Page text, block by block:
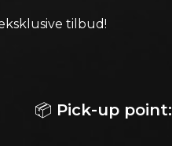
tilbud!
📦 Pick-up point: